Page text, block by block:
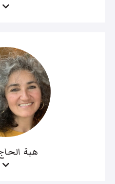
هبة